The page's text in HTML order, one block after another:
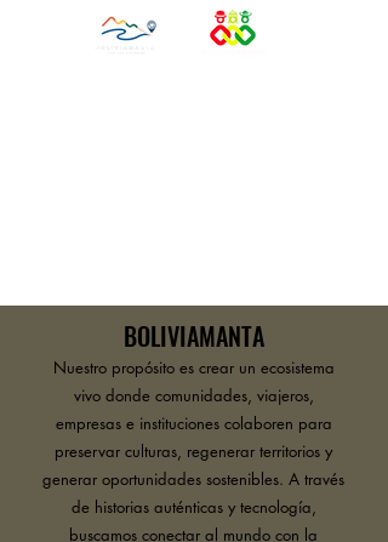
BOLIVIAMANTA
Nuestro propósito es crear un ecosistema
vivo donde comunidades, viajeros,
empresas e instituciones colaboren para
preservar culturas, regenerar territorios y
generar oportunidades sostenibles. A través
de historias auténticas y tecnología,
buscamos conectar al mundo con la